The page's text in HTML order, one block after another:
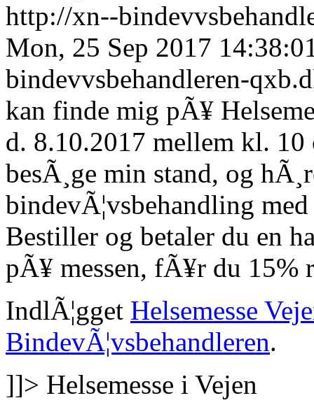
http://xn--
Mon, 25 Sep 2017
bindevvsbehandleren-
kan finde mig pÃ¥
d. 8.10.2017 mellem kl.
besÃ¸ge min stand, og
bindevÃ¦vsbehandling
Bestiller og betaler du en
pÃ¥ messen, fÃ¥r du
IndlÃ¦gget Helsemesse
BindevÃ¦vsbehandleren.
]]> Helsemesse i Vejen